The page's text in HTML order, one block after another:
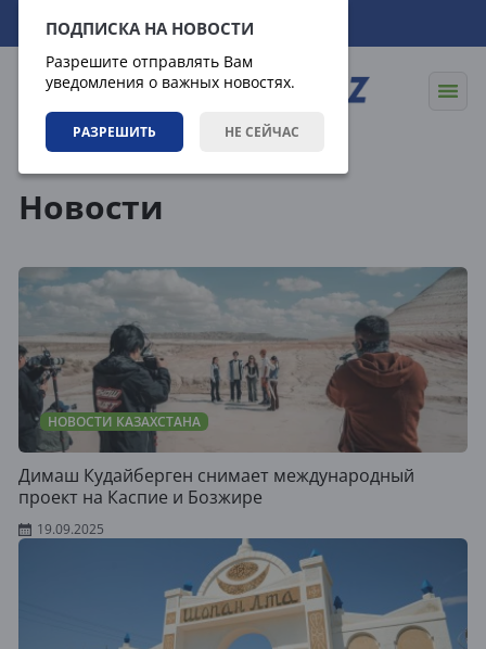
ПОДПИСКА НА НОВОСТИ
Разрешите отправлять Вам
уведомления о важных новостях.
РАЗРЕШИТЬ НЕ СЕЙЧАС
08.08.2026 21:23:10
Новости
НОВОСТИ КАЗАХСТАНА
Димаш Кудайберген снимает международный
проект на Каспие и Бозжире
19.09.2025